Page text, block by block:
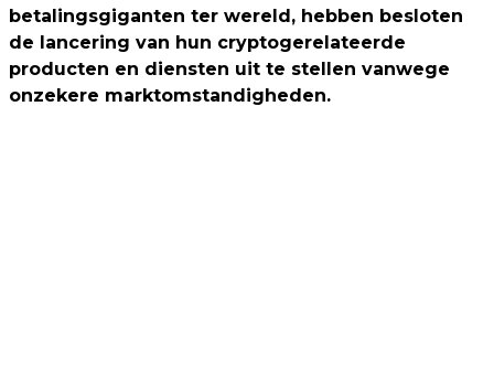
betalingsgiganten ter wereld, hebben besloten
de lancering van hun cryptogerelateerde
producten en diensten uit te stellen vanwege
onzekere marktomstandigheden.